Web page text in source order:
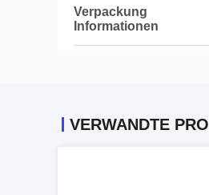
Verpackung
Informationen